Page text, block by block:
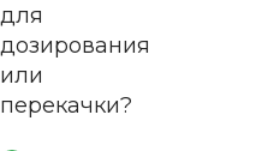
для
дозирования
или
перекачки?